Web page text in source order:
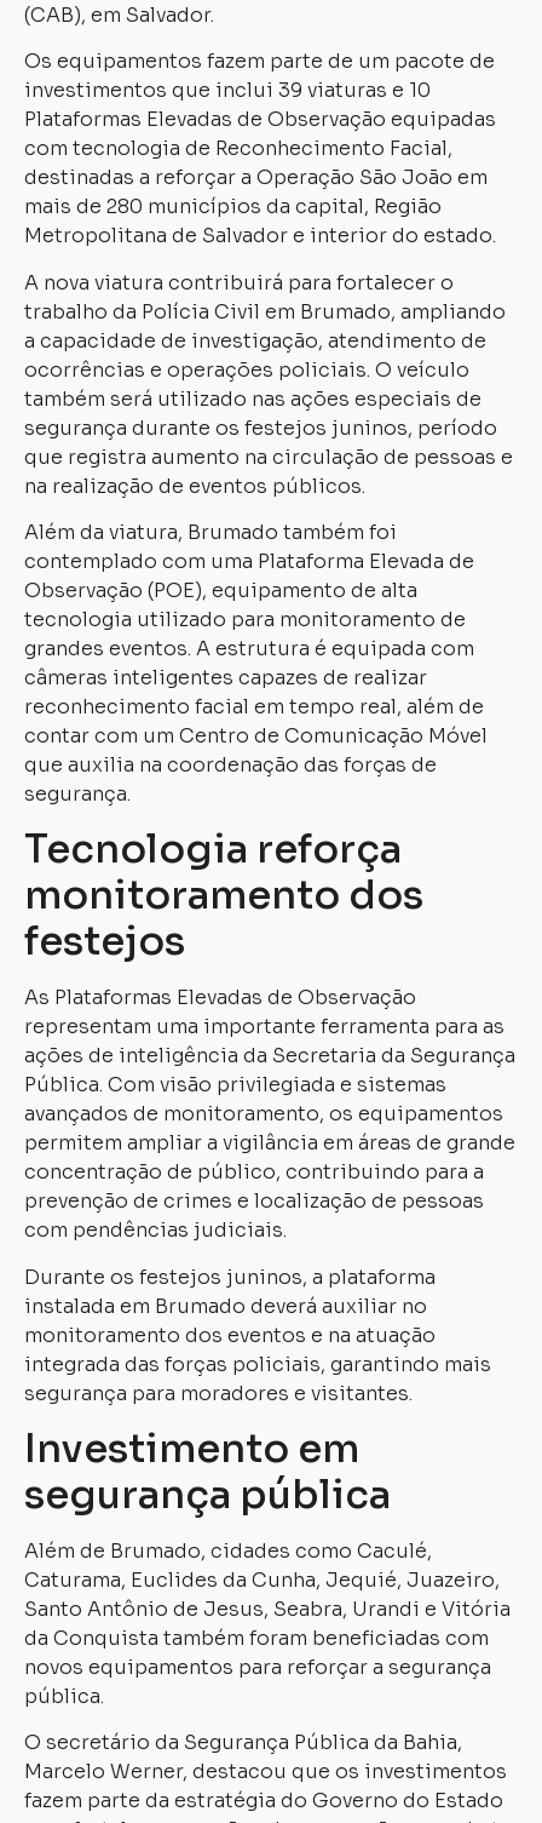
(CAB), em Salvador.
Os equipamentos fazem parte de um pacote de
investimentos que inclui 39 viaturas e 10
Plataformas Elevadas de Observação equipadas
com tecnologia de Reconhecimento Facial,
destinadas a reforçar a Operação São João em
mais de 280 municípios da capital, Região
Metropolitana de Salvador e interior do estado.
A nova viatura contribuirá para fortalecer o
trabalho da Polícia Civil em Brumado, ampliando
a capacidade de investigação, atendimento de
ocorrências e operações policiais. O veículo
também será utilizado nas ações especiais de
segurança durante os festejos juninos, período
que registra aumento na circulação de pessoas e
na realização de eventos públicos.
Além da viatura, Brumado também foi
contemplado com uma Plataforma Elevada de
Observação (POE), equipamento de alta
tecnologia utilizado para monitoramento de
grandes eventos. A estrutura é equipada com
câmeras inteligentes capazes de realizar
reconhecimento facial em tempo real, além de
contar com um Centro de Comunicação Móvel
que auxilia na coordenação das forças de
segurança.
Tecnologia reforça
monitoramento dos
festejos
As Plataformas Elevadas de Observação
representam uma importante ferramenta para as
ações de inteligência da Secretaria da Segurança
Pública. Com visão privilegiada e sistemas
avançados de monitoramento, os equipamentos
permitem ampliar a vigilância em áreas de grande
concentração de público, contribuindo para a
prevenção de crimes e localização de pessoas
com pendências judiciais.
Durante os festejos juninos, a plataforma
instalada em Brumado deverá auxiliar no
monitoramento dos eventos e na atuação
integrada das forças policiais, garantindo mais
segurança para moradores e visitantes.
Investimento em
segurança pública
Além de Brumado, cidades como Caculé,
Caturama, Euclides da Cunha, Jequié, Juazeiro,
Santo Antônio de Jesus, Seabra, Urandi e Vitória
da Conquista também foram beneficiadas com
novos equipamentos para reforçar a segurança
pública.
O secretário da Segurança Pública da Bahia,
Marcelo Werner, destacou que os investimentos
fazem parte da estratégia do Governo do Estado